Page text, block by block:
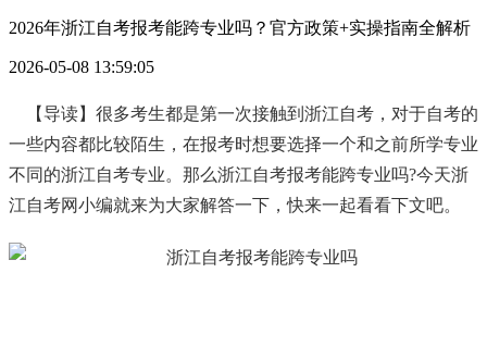
2026年浙江自考报考能跨专业吗？官方政策+实操指南全解析
2026-05-08 13:59:05
【导读】很多考生都是第一次接触到浙江自考，对于自考的
一些内容都比较陌生，在报考时想要选择一个和之前所学专业
不同的浙江自考专业。那么浙江自考报考能跨专业吗?今天浙
江自考网小编就来为大家解答一下，快来一起看看下文吧。